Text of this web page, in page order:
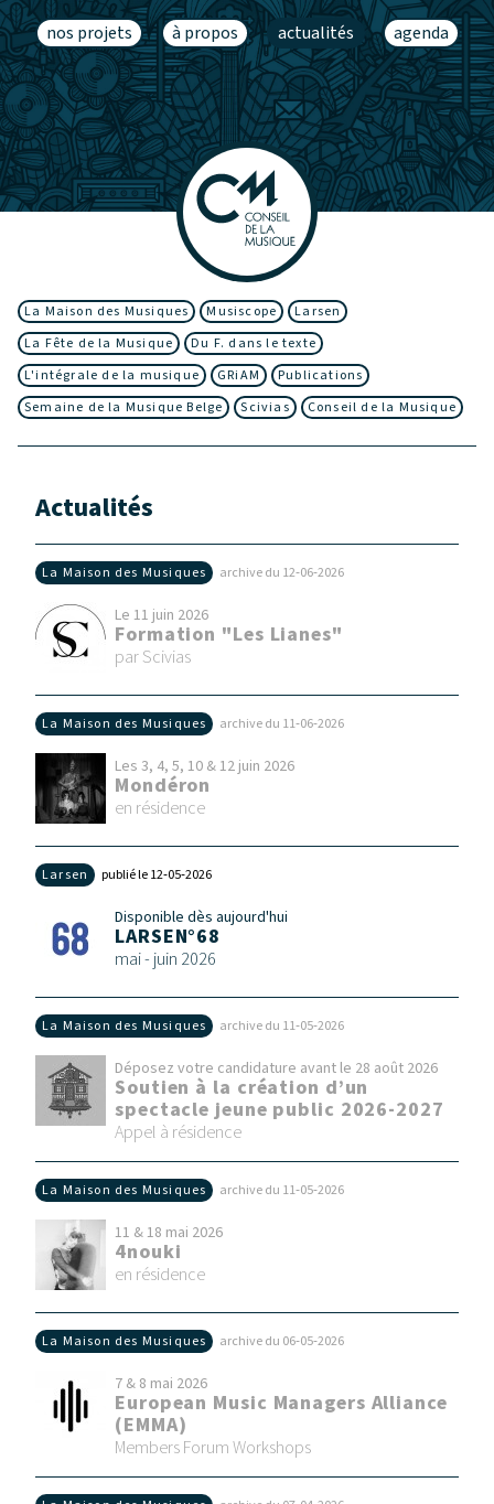
nos projets à propos actualités agenda
La Maison des Musiques Musiscope
Larsen
La Fête de la Musique
Du F. dans le texte
L'intégrale de la musique
GRiAM
Publications
Semaine de la Musique Belge
Scivias Conseil de la Musique
Actualités
La Maison des Musiques archive du 12‑06‑2026
Le 11 juin 2026
Formation "Les Lianes"
par Scivias
La Maison des Musiques archive du 11‑06‑2026
Les 3, 4, 5, 10 & 12 juin 2026
Mondéron
en résidence
Larsen publié le 12‑05‑2026
Disponible dès aujourd'hui
LARSEN°68
mai - juin 2026
La Maison des Musiques archive du 11‑05‑2026
Déposez votre candidature avant le 28 août 2026
Soutien à la création d’un
spectacle jeune public 2026-2027
Appel à résidence
La Maison des Musiques archive du 11‑05‑2026
11 & 18 mai 2026
4nouki
en résidence
La Maison des Musiques archive du 06‑05‑2026
7 & 8 mai 2026
European Music Managers Alliance
(EMMA)
Members Forum Workshops